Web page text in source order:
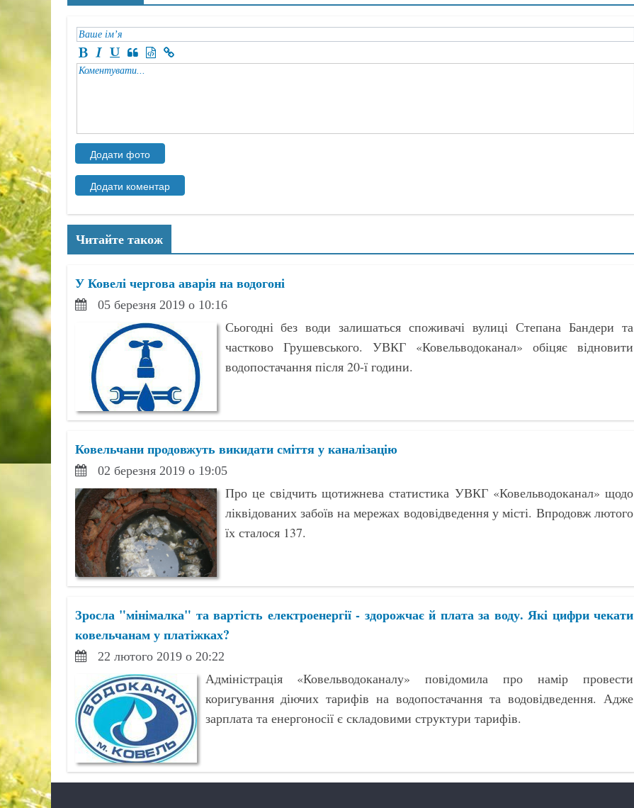
Читайте також
У Ковелі чергова аварія на водогоні
05 березня 2019 о 10:16
Сьогодні без води залишаться споживачі вулиці Степана Бандери та
частково Грушевського. УВКГ «Ковельводоканал» обіцяє відновити
водопостачання після 20-ї години.
Ковельчани продовжуть викидати сміття у каналізацію
02 березня 2019 о 19:05
Про це свідчить щотижнева статистика УВКГ «Ковельводоканал» щодо
ліквідованих забоїв на мережах водовідведення у місті. Впродовж лютого
їх сталося 137.
Зросла "мінімалка" та вартість електроенергії - здорожчає й плата за воду. Які цифри чекати
ковельчанам у платіжках?
22 лютого 2019 о 20:22
Адміністрація «Ковельводоканалу» повідомила про намір провести
коригування діючих тарифів на водопостачання та водовідведення. Адже
зарплата та енергоносії є складовими структури тарифів.